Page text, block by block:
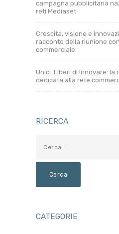
campagna pubblicitaria
reti Mediaset
Crescita, visione e
racconto della riunione
commerciale
Unici. Liberi di Innovare: la
dedicata alla rete
RICERCA
CATEGORIE